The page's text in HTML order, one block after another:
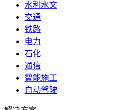
水利水文
交通
铁路
电力
石化
通信
智能施工
自动驾驶